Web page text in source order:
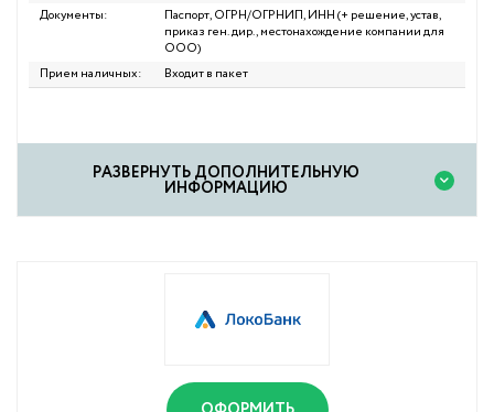
Документы:
Паспорт, ОГРН/ОГРНИП, ИНН (+ решение, устав,
приказ ген. дир., местонахождение компании для
ООО)
Прием наличных:
Входит в пакет
PАЗВЕРНУТЬ ДОПОЛНИТЕЛЬНУЮ
ИНФОРМАЦИЮ